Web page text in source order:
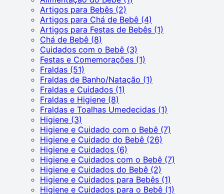
Artigos para Bebês (2)
Artigos para Chá de Bebê (4)
Artigos para Festas de Bebês (1)
Chá de Bebê (8)
Cuidados com o Bebê (3)
Festas e Comemorações (1)
Fraldas (51)
Fraldas de Banho/Natação (1)
Fraldas e Cuidados (1)
Fraldas e Higiene (8)
Fraldas e Toalhas Umedecidas (1)
Higiene (3)
Higiene e Cuidado com o Bebê (7)
Higiene e Cuidado do Bebê (26)
Higiene e Cuidados (6)
Higiene e Cuidados com o Bebê (7)
Higiene e Cuidados do Bebê (2)
Higiene e Cuidados para Bebês (1)
Higiene e Cuidados para o Bebê (1)